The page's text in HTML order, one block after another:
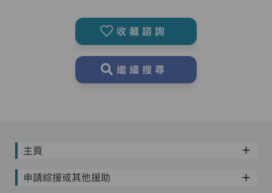
收藏諮詢
繼續搜尋
主頁
申請綜援或其他援助